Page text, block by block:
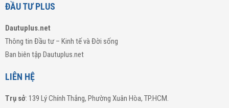
ĐẦU TƯ PLUS
Dautuplus.net
Thông tin Đầu tư – Kinh tế và Đời sống
Ban biên tập Dautuplus.net
LIÊN HỆ
Trụ sở: 139 Lý Chính Thắng, Phường Xuân Hòa, TP.HCM.